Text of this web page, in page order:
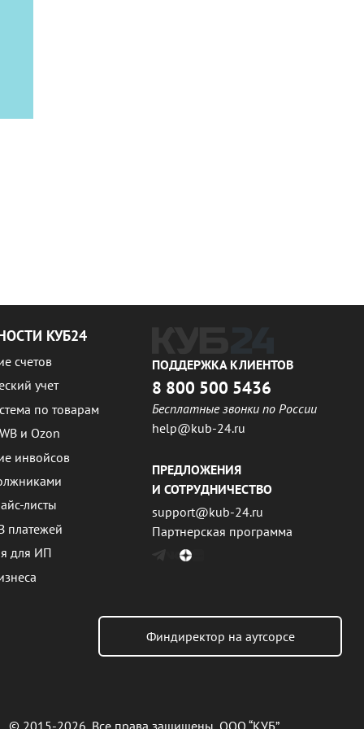
КУБ24
счетов
учет
по товарам
и Ozon
инвойсов
листы
платежей
для ИП
ПОДДЕРЖКА КЛИЕНТОВ
8 800 500 5436
Бесплатные звонки по России
help@kub-24.ru
ПРЕДЛОЖЕНИЯ
И СОТРУДНИЧЕСТВО
support@kub-24.ru
Партнерская программа
Финдиректор на аутсорсе
© 2015-2026, Все права защищены, ООО “КУБ”